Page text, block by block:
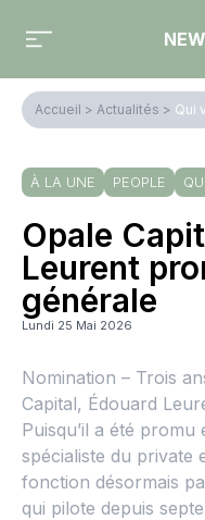
Accueil > Actualités > Qui
À LA UNE PEOPLE
Opale
Leurent
générale
Lundi 25 Mai 2026
Nomination – Trois
Capital, Édouard
Puisqu’il a été
spécialiste du private
fonction désormais
qui pilote depuis